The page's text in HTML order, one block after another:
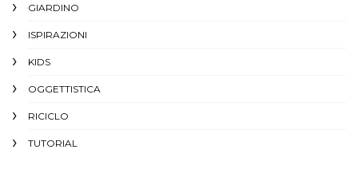
GIARDINO
ISPIRAZIONI
KIDS
OGGETTISTICA
RICICLO
TUTORIAL